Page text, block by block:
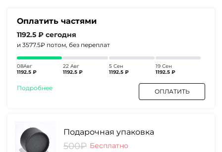
Оплатить частями
1192.5 ₽ сегодня
и 3577.5₽ потом, без переплат
08Авг
1192.5 ₽
22 Авг
1192.5 ₽
5 Сен
1192.5 ₽
19 Сен
1192.5 ₽
Подробнее ОПЛАТИТЬ
Подарочная упаковка
500₽ Бесплатно